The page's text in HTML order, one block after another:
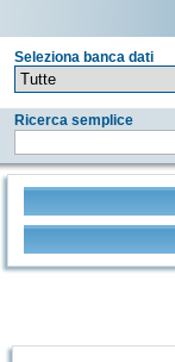
Seleziona banca dati
Ricerca semplice